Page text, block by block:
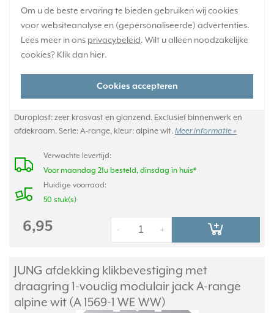
Om u de beste ervaring te bieden gebruiken wij cookies
voor websiteanalyse en (gepersonaliseerde) advertenties.
Lees meer in ons privacybeleid. Wilt u alleen noodzakelijke
cookies? Klik dan hier.
Cookies accepteren
Duroplast: zeer krasvast en glanzend. Exclusief binnenwerk en
afdekraam. Serie: A-range, kleur: alpine wit. Meer informatie »
Verwachte levertijd:
Voor maandag 21u besteld, dinsdag in huis*
Huidige voorraad:
50 stuk(s)
6,95 +
-
JUNG afdekking klikbevestiging met
draagring 1-voudig modulair jack A-range
alpine wit (A 1569-1 WE WW)